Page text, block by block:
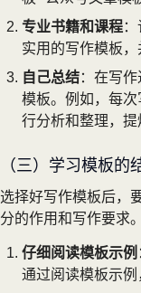
专业书籍和课程
实用的写作模板，
自己总结：在写
模板。例如，每
行分析和整理，提
（三）学习模板的
选择好写作模板后，
分的作用和写作要求
仔细阅读模板示例
通过阅读模板示例